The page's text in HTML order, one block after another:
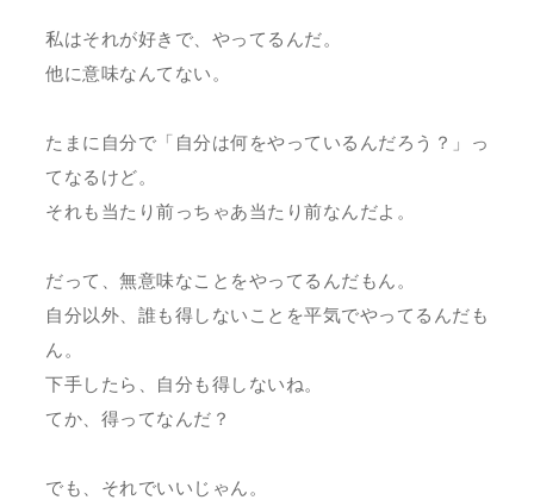
私はそれが好きで、やってるんだ。
他に意味なんてない。
たまに自分で「自分は何をやっているんだろう？」っ
てなるけど。
それも当たり前っちゃあ当たり前なんだよ。
だって、無意味なことをやってるんだもん。
自分以外、誰も得しないことを平気でやってるんだも
ん。
下手したら、自分も得しないね。
てか、得ってなんだ？
でも、それでいいじゃん。